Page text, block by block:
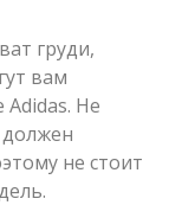
груди,
вам
Adidas. Не
не стоит